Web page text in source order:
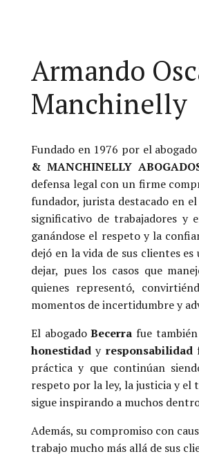
Armando
Manchinelly
Fundado en 1976 por el
& MANCHINELLY
defensa legal con un firme
fundador, jurista destacado en
significativo de trabajadores y
ganándose el respeto y la
dejó en la vida de sus clientes
dejar, pues los casos que
quienes representó,
momentos de incertidumbre y
El abogadoBecerra fue
honestidad y responsabilidad
práctica y que continúan
respeto por la ley, la justicia y el
sigue inspirando a muchos
Además, su compromiso con
trabajo mucho más allá de sus